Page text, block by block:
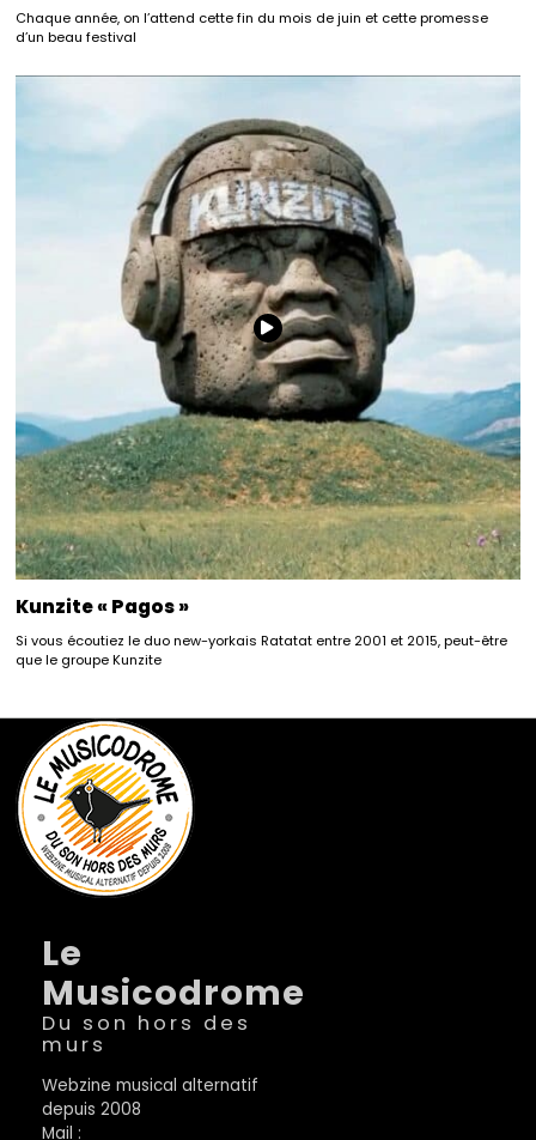
Chaque année, on l’attend cette fin du mois de juin et cette promesse
d’un beau festival
Kunzite « Pagos »
Si vous écoutiez le duo new-yorkais Ratatat entre 2001 et 2015, peut-être
que le groupe Kunzite
Le
Musicodrome
Du son hors des
murs
Webzine musical alternatif
depuis 2008
Mail :